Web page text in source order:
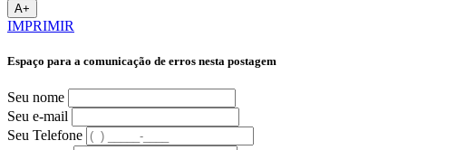
A+
IMPRIMIR
Espaço para a comunicação de erros nesta postagem
Seu nome
Seu e-mail
Seu Telefone